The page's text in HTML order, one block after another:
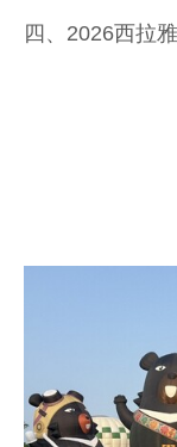
四、2026西拉